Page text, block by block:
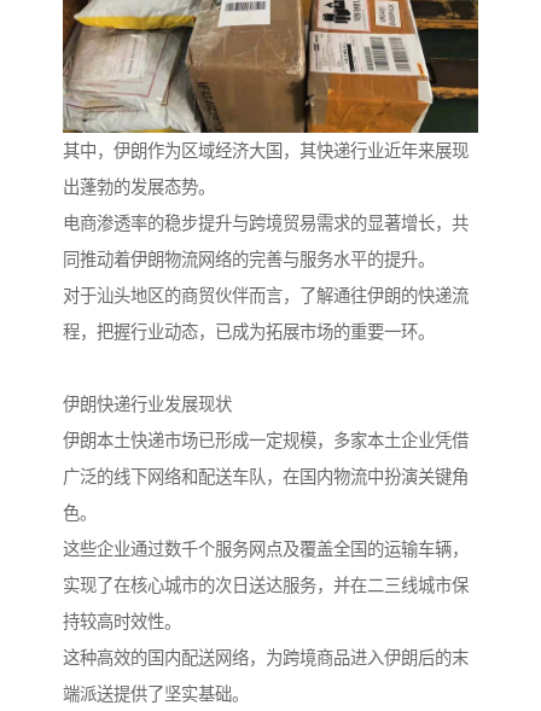
其中，伊朗作为区域经济大国，其快递行业近年来展现
出蓬勃的发展态势。
电商渗透率的稳步提升与跨境贸易需求的显著增长，共
同推动着伊朗物流网络的完善与服务水平的提升。
对于汕头地区的商贸伙伴而言，了解通往伊朗的快递流
程，把握行业动态，已成为拓展市场的重要一环。
伊朗快递行业发展现状
伊朗本土快递市场已形成一定规模，多家本土企业凭借
广泛的线下网络和配送车队，在国内物流中扮演关键角
色。
这些企业通过数千个服务网点及覆盖全国的运输车辆，
实现了在核心城市的次日送达服务，并在二三线城市保
持较高时效性。
这种高效的国内配送网络，为跨境商品进入伊朗后的末
端派送提供了坚实基础。